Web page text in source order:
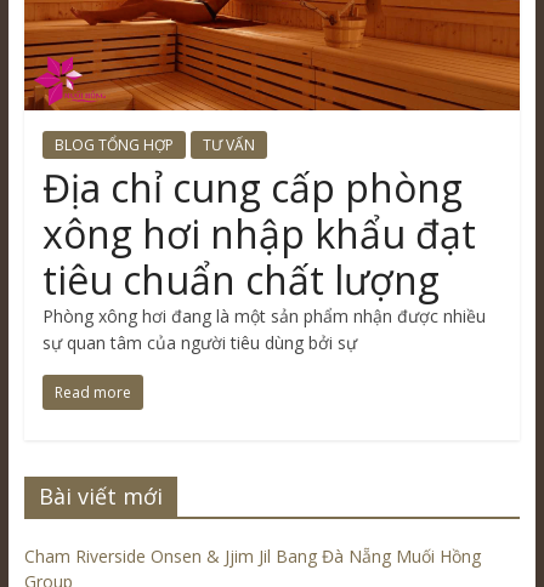
BLOG TỔNG HỢP TƯ VẤN
Địa chỉ cung cấp phòng
xông hơi nhập khẩu đạt
tiêu chuẩn chất lượng
Phòng xông hơi đang là một sản phẩm nhận được nhiều
sự quan tâm của người tiêu dùng bởi sự
Read more
Bài viết mới
Cham Riverside Onsen & Jjim Jil Bang Đà Nẵng Muối Hồng
Group